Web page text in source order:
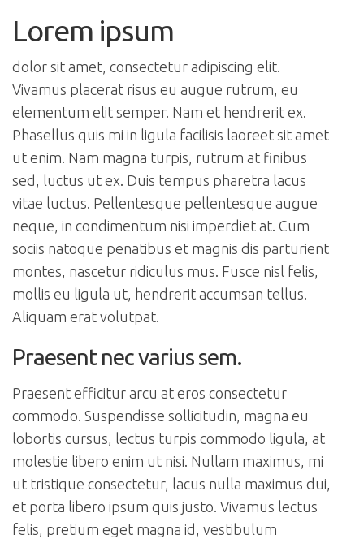
Lorem ipsum
dolor sit amet, consectetur adipiscing elit.
Vivamus placerat risus eu augue rutrum, eu
elementum elit semper. Nam et hendrerit ex.
Phasellus quis mi in ligula facilisis laoreet sit amet
ut enim. Nam magna turpis, rutrum at finibus
sed, luctus ut ex. Duis tempus pharetra lacus
vitae luctus. Pellentesque pellentesque augue
neque, in condimentum nisi imperdiet at. Cum
sociis natoque penatibus et magnis dis parturient
montes, nascetur ridiculus mus. Fusce nisl felis,
mollis eu ligula ut, hendrerit accumsan tellus.
Aliquam erat volutpat.
Praesent nec varius sem.
Praesent efficitur arcu at eros consectetur
commodo. Suspendisse sollicitudin, magna eu
lobortis cursus, lectus turpis commodo ligula, at
molestie libero enim ut nisi. Nullam maximus, mi
ut tristique consectetur, lacus nulla maximus dui,
et porta libero ipsum quis justo. Vivamus lectus
felis, pretium eget magna id, vestibulum